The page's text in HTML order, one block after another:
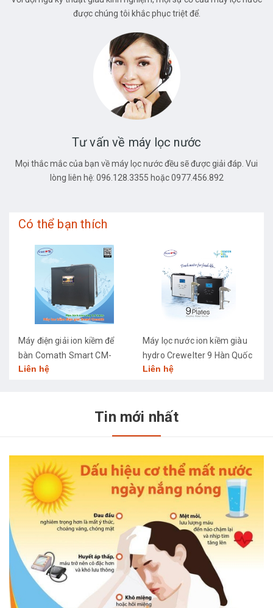
được chúng tôi khắc phục triệt để.
Tư vấn về máy lọc nước
Mọi thắc mắc của bạn về máy lọc nước đều sẽ được giải đáp. Vui
lòng liên hệ: 096.128.3355 hoặc 0977.456.892
Có thể bạn thích
Máy điện giải ion kiềm để
bàn Comath Smart CM-
3668
Liên hệ
Máy lọc nước ion kiềm giàu
hydro Crewelter 9 Hàn Quốc
Liên hệ
Tin mới nhất